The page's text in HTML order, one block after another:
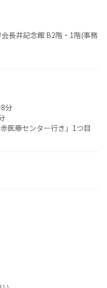
長井記念館 B2階・1階(事務
分
医療センター行き」1つ目
い